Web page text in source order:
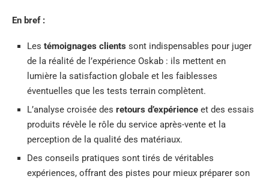
En bref :
Les témoignages clients sont indispensables pour juger
de la réalité de l’expérience Oskab : ils mettent en
lumière la satisfaction globale et les faiblesses
éventuelles que les tests terrain complètent.
L’analyse croisée des retours d’expérience et des essais
produits révèle le rôle du service après-vente et la
perception de la qualité des matériaux.
Des conseils pratiques sont tirés de véritables
expériences, offrant des pistes pour mieux préparer son